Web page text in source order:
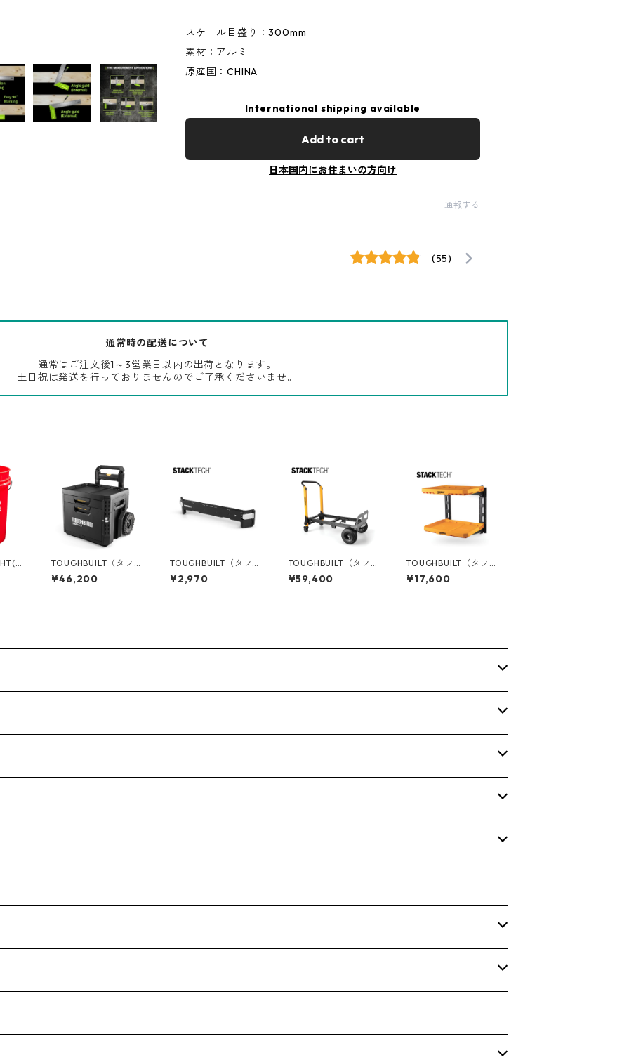
スケール目盛り：300mm
素材：アルミ
原産国：CHINA
International shipping available
Add to cart
日本国内にお住まいの方向け
通報する
(55)
通常時の配送について
通常はご注文後1～3営業日以内の出荷となります。
土日祝は発送を行っておりませんのでご了承くださいませ。
ハ
TOUGHBUILT（タフビ
ルト）STACK TECH(ス
タックテック) ウィー
¥46,200
TOUGHBUILT（タフビ
ルト）STACK TECH(ス
タックテック) サイド
¥2,970
TOUGHBUILT（タフビ
ルト）STACK TECH(ス
タックテック) コンバ
¥59,400
TOUGHBUILT（タフビ
ルト）STACK TECH(ス
タックテック) 2シェル
¥17,600